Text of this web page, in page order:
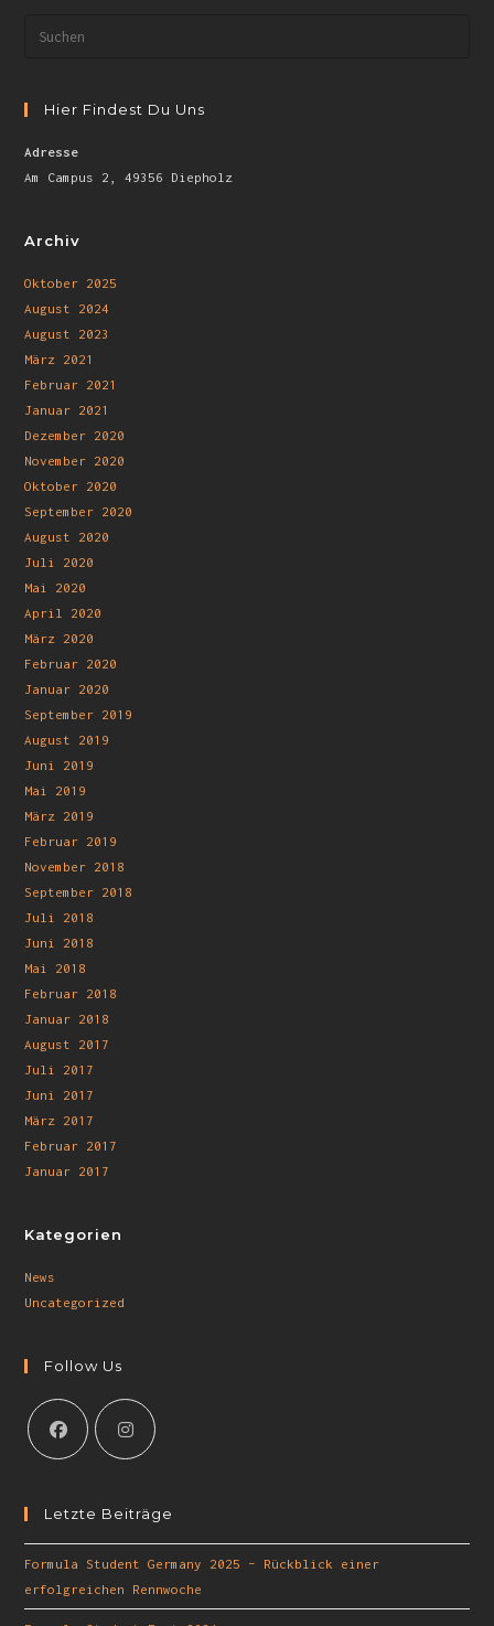
Hier Findest Du Uns
Adresse
Am Campus 2, 49356 Diepholz
Archiv
Oktober 2025
August 2024
August 2023
März 2021
Februar 2021
Januar 2021
Dezember 2020
November 2020
Oktober 2020
September 2020
August 2020
Juli 2020
Mai 2020
April 2020
März 2020
Februar 2020
Januar 2020
September 2019
August 2019
Juni 2019
Mai 2019
März 2019
Februar 2019
November 2018
September 2018
Juli 2018
Juni 2018
Mai 2018
Februar 2018
Januar 2018
August 2017
Juli 2017
Juni 2017
März 2017
Februar 2017
Januar 2017
Kategorien
News
Uncategorized
Follow Us
Letzte Beiträge
Formula Student Germany 2025 – Rückblick einer
erfolgreichen Rennwoche